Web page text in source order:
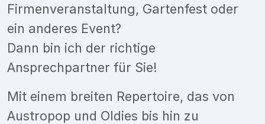
Firmenveranstaltung, Gartenfest oder
ein anderes Event?
Dann bin ich der richtige
Ansprechpartner für Sie!
Mit einem breiten Repertoire, das von
Austropop und Oldies bis hin zu